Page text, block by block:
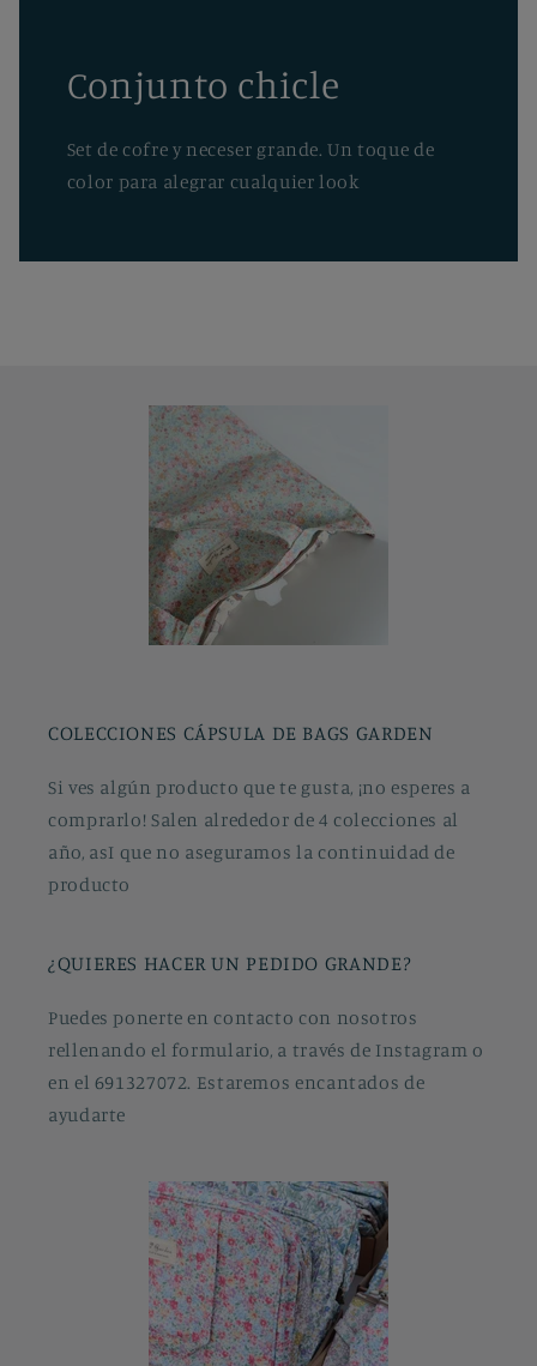
Conjunto chicle
Set de cofre y neceser grande. Un toque de
color para alegrar cualquier look
COLECCIONES CÁPSULA DE BAGS GARDEN
Si ves algún producto que te gusta, ¡no esperes a
comprarlo! Salen alrededor de 4 colecciones al
año, asI que no aseguramos la continuidad de
producto
¿QUIERES HACER UN PEDIDO GRANDE?
Puedes ponerte en contacto con nosotros
rellenando el formulario, a través de Instagram o
en el 691327072. Estaremos encantados de
ayudarte